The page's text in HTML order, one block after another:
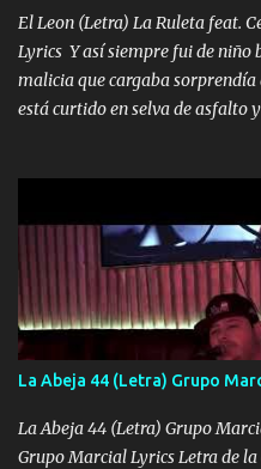
los HERMANOS un cerebro
El Leon (Letra) La Ruleta feat.
Lyrics Y así siempre fui de
malicia que cargaba
está curtido en selva de asfalto
pa más pues hay charola les
otra Música Surcando bien mi
los lados aquel que no corre
Ya pasé varias hazañas ya
de este León los estatales no sé
también la nueve que cargo al
al traicionero damos pa abajo
pues hay charola les voy a dar
La Abeja 44 (Letra) Grupo
La Abeja 44 (Letra) Grupo
Grupo Marcial Lyrics Letra de